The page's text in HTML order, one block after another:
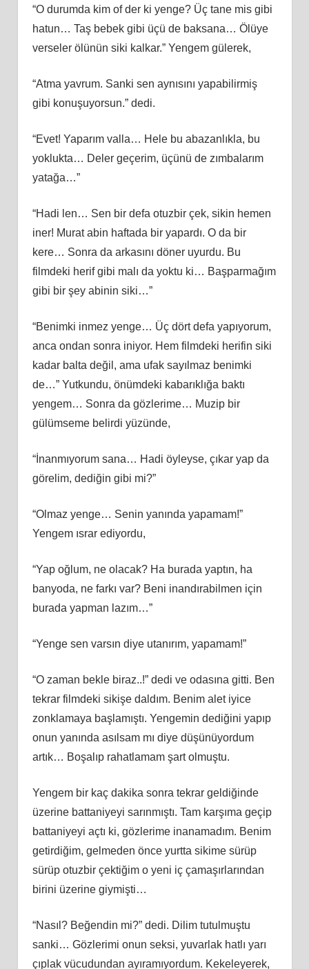
“O durumda kim of der ki yenge? Üç tane mis gibi
hatun… Taş bebek gibi üçü de baksana… Ölüye
verseler ölünün siki kalkar.” Yengem gülerek,
“Atma yavrum. Sanki sen aynısını yapabilirmiş
gibi konuşuyorsun.” dedi.
“Evet! Yaparım valla… Hele bu abazanlıkla, bu
yoklukta… Deler geçerim, üçünü de zımbalarım
yatağa…”
“Hadi len… Sen bir defa otuzbir çek, sikin hemen
iner! Murat abin haftada bir yapardı. O da bir
kere… Sonra da arkasını döner uyurdu. Bu
filmdeki herif gibi malı da yoktu ki… Başparmağım
gibi bir şey abinin siki…”
“Benimki inmez yenge… Üç dört defa yapıyorum,
anca ondan sonra iniyor. Hem filmdeki herifin siki
kadar balta değil, ama ufak sayılmaz benimki
de…” Yutkundu, önümdeki kabarıklığa baktı
yengem… Sonra da gözlerime… Muzip bir
gülümseme belirdi yüzünde,
“İnanmıyorum sana… Hadi öyleyse, çıkar yap da
görelim, dediğin gibi mi?”
“Olmaz yenge… Senin yanında yapamam!”
Yengem ısrar ediyordu,
“Yap oğlum, ne olacak? Ha burada yaptın, ha
banyoda, ne farkı var? Beni inandırabilmen için
burada yapman lazım…”
“Yenge sen varsın diye utanırım, yapamam!”
“O zaman bekle biraz..!” dedi ve odasına gitti. Ben
tekrar filmdeki sikişe daldım. Benim alet iyice
zonklamaya başlamıştı. Yengemin dediğini yapıp
onun yanında asılsam mı diye düşünüyordum
artık… Boşalıp rahatlamam şart olmuştu.
Yengem bir kaç dakika sonra tekrar geldiğinde
üzerine battaniyeyi sarınmıştı. Tam karşıma geçip
battaniyeyi açtı ki, gözlerime inanamadım. Benim
getirdiğim, gelmeden önce yurtta sikime sürüp
sürüp otuzbir çektiğim o yeni iç çamaşırlarından
birini üzerine giymişti…
“Nasıl? Beğendin mi?” dedi. Dilim tutulmuştu
sanki… Gözlerimi onun seksi, yuvarlak hatlı yarı
çıplak vücudundan ayıramıyordum. Kekeleyerek,